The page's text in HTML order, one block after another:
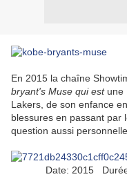
En 2015 la chaîne
bryant's Muse qui estune
Lakers, de son enfance
blessures en passant par
question aussi
Date: 2015